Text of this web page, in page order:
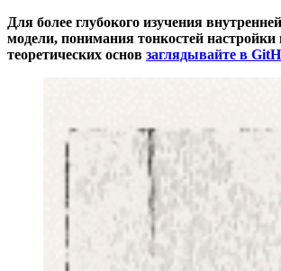
Для более глубокого изучения
модели, понимания тонкостей настройки
теоретических основ заглядывайте в